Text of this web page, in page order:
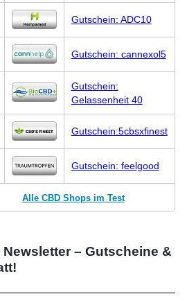
Gutschein: ADC10
Gutschein: cannexol5
Gutschein:
Gelassenheit 40
Gutschein:5cbsxfinest
Gutschein: feelgood
Alle CBD Shops im Test
Newsletter – Gutscheine &